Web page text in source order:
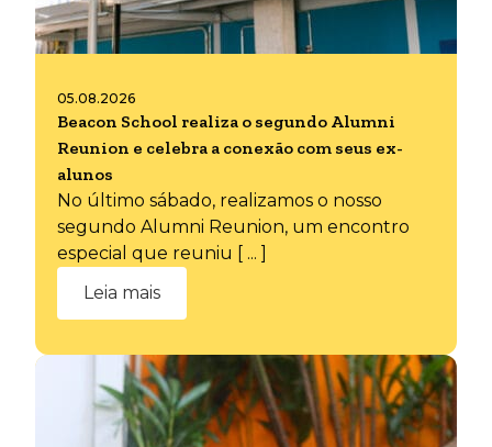
05.08.2026
Beacon School realiza o segundo Alumni
Reunion e celebra a conexão com seus ex-
alunos
No último sábado, realizamos o nosso
segundo Alumni Reunion, um encontro
especial que reuniu [ ... ]
Leia mais